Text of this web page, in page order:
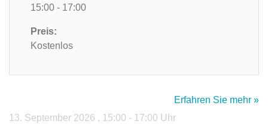
15:00 - 17:00
Preis:
Kostenlos
Erfahren Sie mehr »
13. September 2026 , 15:00 - 17:00 Uhr